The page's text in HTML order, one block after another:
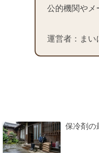
公的機関やメ
運営者：まい
保冷剤の